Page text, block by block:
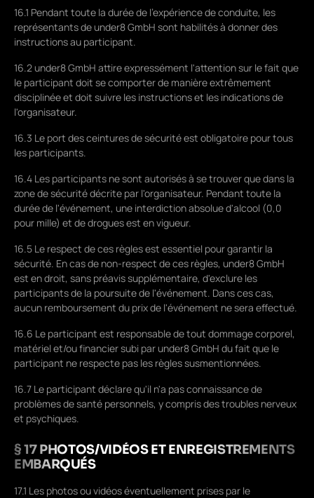
16.1 Pendant toute la durée de l'expérience de conduite, les
représentants de under8 GmbH sont habilités à donner des
instructions au participant.
16.2 under8 GmbH attire expressément l'attention sur le fait que
le participant doit se comporter de manière extrêmement
disciplinée et doit suivre les instructions et les indications de
l'organisateur.
16.3 Le port des ceintures de sécurité est obligatoire pour tous
les participants.
16.4 Les participants ne sont autorisés à se trouver que dans la
zone de sécurité décrite par l'organisateur. Pendant toute la
durée de l'événement, une interdiction absolue d'alcool (0,0
pour mille) et de drogues est en vigueur.
16.5 Le respect de ces règles est essentiel pour garantir la
sécurité. En cas de non-respect de ces règles, under8 GmbH
est en droit, sans préavis supplémentaire, d'exclure les
participants de la poursuite de l'événement. Dans ces cas,
aucun remboursement du prix de l'événement ne sera effectué.
16.6 Le participant est responsable de tout dommage corporel,
matériel et/ou financier subi par under8 GmbH du fait que le
participant ne respecte pas les règles susmentionnées.
16.7 Le participant déclare qu'il n'a pas connaissance de
problèmes de santé personnels, y compris des troubles nerveux
et psychiques.
§ 17 PHOTOS/VIDÉOS ET ENREGISTREMENTS
EMBARQUÉS
17.1 Les photos ou vidéos éventuellement prises par le